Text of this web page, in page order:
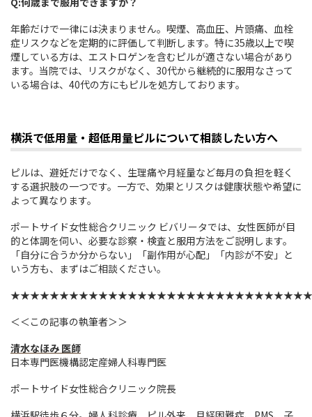
年齢だけで一律には決まりません。喫煙、高血圧、片頭痛、血栓
症リスクなどを定期的に評価して判断します。特に35歳以上で喫
煙している方は、エストロゲンを含むピルが適さない場合があり
ます。当院では、リスクがなく、30代から継続的に服用なさって
いる場合は、40代の方にもピルを処方しております。
横浜で低用量・超低用量ピルについて相談したい方へ
ピルは、避妊だけでなく、生理痛や月経量など毎月の負担を軽く
する選択肢の一つです。一方で、効果とリスクは健康状態や希望に
よって異なります。
ポートサイド女性総合クリニック ビバリータでは、女性医師が目
的と体調を伺い、必要な診察・検査と服用方法をご説明します。
「自分に合うか分からない」「副作用が心配」「内診が不安」と
いう方も、まずはご相談ください。
＜＜この記事の執筆者＞＞
清水なほみ 医師
日本専門医機構認定産婦人科専門医
ポートサイド女性総合クリニック院長